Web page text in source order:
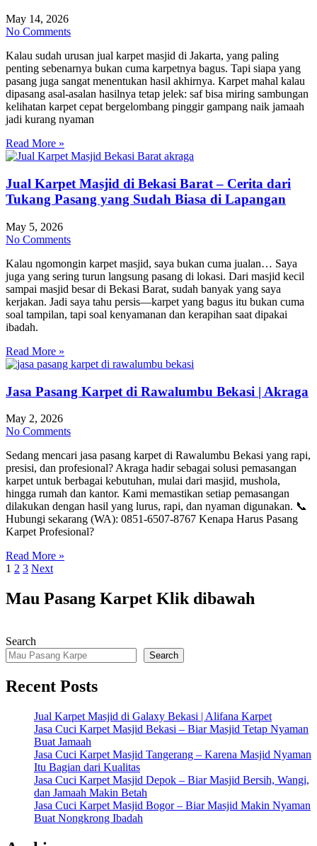
May 14, 2026
No Comments
Kalau sudah urusan jual karpet masjid di Jakarta, yang paling
penting sebenarnya bukan cuma karpetnya bagus. Tapi siapa yang
pasang juga sangat menentukan hasil akhirnya. Karpet mahal kalau
dipasang asal-asalan hasilnya tetap jelek: saf bisa miring sambungan
kelihatan karpet cepat bergelombang pinggir gampang naik jamaah
jadi kurang nyaman
Read More »
Jual Karpet Masjid di Bekasi Barat – Cerita dari
Tukang Pasang yang Sudah Biasa di Lapangan
May 5, 2026
No Comments
Kalau ngomongin karpet masjid, saya bukan cuma jualan… Saya
juga yang sering turun langsung pasang di lokasi. Dari masjid kecil
sampai masjid besar di Bekasi Barat, sudah banyak yang saya
kerjakan. Jadi saya tahu persis—karpet yang bagus itu bukan cuma
soal tampilan, tapi soal kenyamanan dan kerapihan saat dipakai
ibadah.
Read More »
Jasa Pasang Karpet di Rawalumbu Bekasi | Akraga
May 2, 2026
No Comments
Sedang mencari jasa pasang karpet di Rawalumbu Bekasi yang rapi,
presisi, dan profesional? Akraga hadir sebagai solusi pemasangan
karpet untuk berbagai kebutuhan, mulai dari masjid, mushola,
hingga rumah dan kantor. Kami memastikan setiap pemasangan
dilakukan dengan hasil yang lurus, rapi, dan nyaman digunakan. 📞
Hubungi sekarang (WA): 0851-6507-8767 Kenapa Harus Pasang
Karpet Profesional?
Read More »
Posts
pagination
1 2 3 Next
Mau Pasang Karpet Klik dibawah
Search
Search
Recent Posts
Jual Karpet Masjid di Galaxy Bekasi | Alifana Karpet
Jasa Cuci Karpet Masjid Bekasi – Biar Masjid Tetap Nyaman
Buat Jamaah
Jasa Cuci Karpet Masjid Tangerang – Karena Masjid Nyaman
Itu Bagian dari Kualitas
Jasa Cuci Karpet Masjid Depok – Biar Masjid Bersih, Wangi,
dan Jamaah Makin Betah
Jasa Cuci Karpet Masjid Bogor – Biar Masjid Makin Nyaman
Buat Nongkrong Ibadah